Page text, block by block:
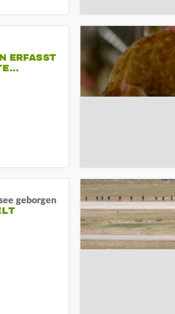
ERFASST
geborgen